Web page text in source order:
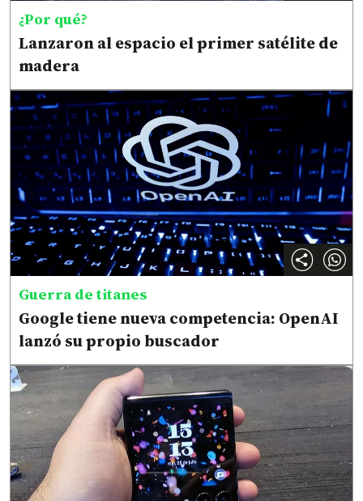
¿Por qué?
Lanzaron al espacio el primer satélite de
madera
Guerra de titanes
Google tiene nueva competencia: OpenAI
lanzó su propio buscador